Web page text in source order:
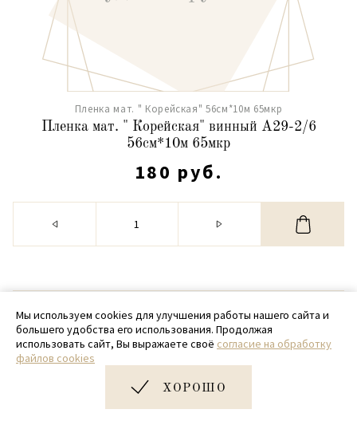
Пленка мат. " Корейская" 56см*10м 65мкр
Пленка мат. " Корейская" винный А29-2/6
56см*10м 65мкр
180 руб.
© 2020 - 2026 SamPack
+ 7 (918) 699-97-87
zakaz@sampack.store
Мы используем cookies для улучшения работы нашего сайта и
большего удобства его использования. Продолжая
использовать сайт, Вы выражаете своё согласие на обработку
файлов cookies
ХОРОШО